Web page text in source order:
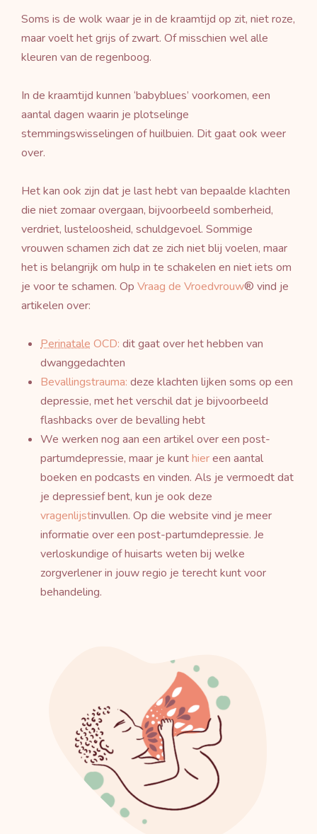
Soms is de wolk waar je in de kraamtijd op zit, niet roze,
maar voelt het grijs of zwart. Of misschien wel alle
kleuren van de regenboog.
In de kraamtijd kunnen ‘babyblues’ voorkomen, een
aantal dagen waarin je plotselinge
stemmingswisselingen of huilbuien. Dit gaat ook weer
over.
Het kan ook zijn dat je last hebt van bepaalde klachten
die niet zomaar overgaan, bijvoorbeeld somberheid,
verdriet, lusteloosheid, schuldgevoel. Sommige
vrouwen schamen zich dat ze zich niet blij voelen, maar
het is belangrijk om hulp in te schakelen en niet iets om
je voor te schamen. Op Vraag de Vroedvrouw® vind je
artikelen over:
Perinatale OCD: dit gaat over het hebben van
dwanggedachten
Bevallingstrauma: deze klachten lijken soms op een
depressie, met het verschil dat je bijvoorbeeld
flashbacks over de bevalling hebt
We werken nog aan een artikel over een post-
partumdepressie, maar je kunthiereen aantal
boeken en podcasts en vinden. Als je vermoedt dat
je depressief bent, kun je ook deze
vragenlijstinvullen. Op die website vind je meer
informatie over een post-partumdepressie. Je
verloskundige of huisarts weten bij welke
zorgverlener in jouw regio je terecht kunt voor
behandeling.